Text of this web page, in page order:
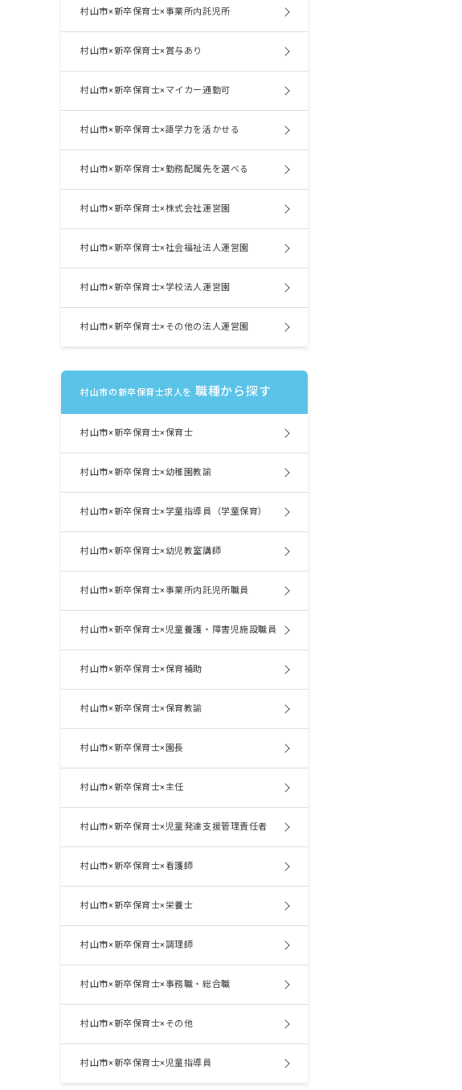
村山市×新卒保育士×事業所内託児所
村山市×新卒保育士×賞与あり
村山市×新卒保育士×マイカー通勤可
村山市×新卒保育士×語学力を活かせる
村山市×新卒保育士×勤務配属先を選べる
村山市×新卒保育士×株式会社運営園
村山市×新卒保育士×社会福祉法人運営園
村山市×新卒保育士×学校法人運営園
村山市×新卒保育士×その他の法人運営園
村山市の新卒保育士求人を 職種から探す
村山市×新卒保育士×保育士
村山市×新卒保育士×幼稚園教諭
村山市×新卒保育士×学童指導員（学童保育）
村山市×新卒保育士×幼児教室講師
村山市×新卒保育士×事業所内託児所職員
村山市×新卒保育士×児童養護・障害児施設職員
村山市×新卒保育士×保育補助
村山市×新卒保育士×保育教諭
村山市×新卒保育士×園長
村山市×新卒保育士×主任
村山市×新卒保育士×児童発達支援管理責任者
村山市×新卒保育士×看護師
村山市×新卒保育士×栄養士
村山市×新卒保育士×調理師
村山市×新卒保育士×事務職・総合職
村山市×新卒保育士×その他
村山市×新卒保育士×児童指導員